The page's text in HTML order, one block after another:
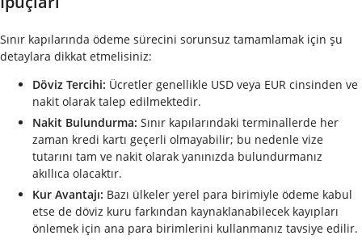
Sınır kapılarında ödeme sürecini sorunsuz tamamlamak için şu
detaylara dikkat etmelisiniz:
Döviz Tercihi: Ücretler genellikle USD veya EUR cinsinden ve
nakit olarak talep edilmektedir.
Nakit Bulundurma: Sınır kapılarındaki terminallerde her
zaman kredi kartı geçerli olmayabilir; bu nedenle vize
tutarını tam ve nakit olarak yanınızda bulundurmanız
akıllıca olacaktır.
Kur Avantajı: Bazı ülkeler yerel para birimiyle ödeme kabul
etse de döviz kuru farkından kaynaklanabilecek kayıpları
önlemek için ana para birimlerini kullanmanız tavsiye edilir.